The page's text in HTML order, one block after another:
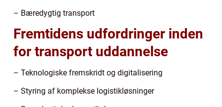
– Bæredygtig transport
Fremtidens udfordringer inden
for transport uddannelse
– Teknologiske fremskridt og digitalisering
– Styring af komplekse logistikløsninger